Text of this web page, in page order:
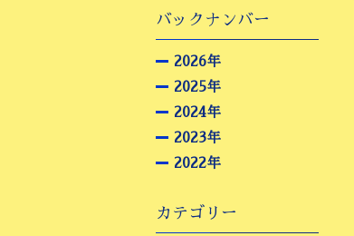
バックナンバー
2026年
2025年
2024年
2023年
2022年
カテゴリー